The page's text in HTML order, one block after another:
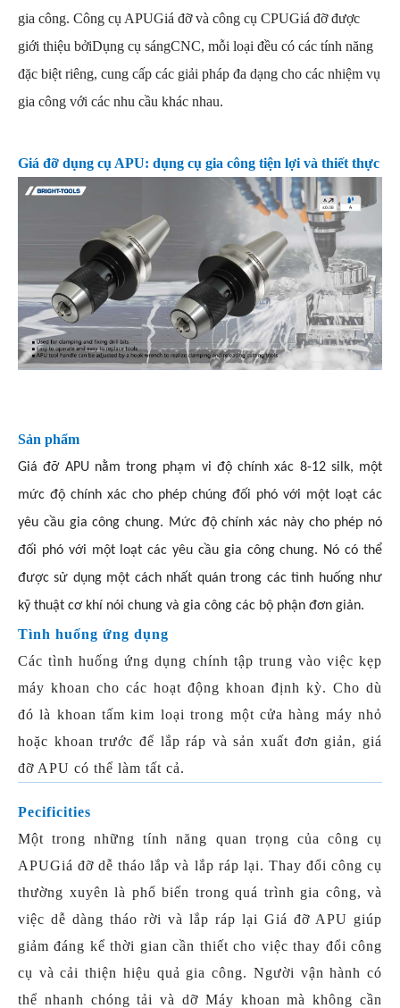
gia công. Công cụ APUGiá đỡ và công cụ CPUGiá đỡ được
giới thiệu bởiDụng cụ sángCNC, mỗi loại đều có các tính năng
đặc biệt riêng, cung cấp các giải pháp đa dạng cho các nhiệm vụ
gia công với các nhu cầu khác nhau.
Giá đỡ dụng cụ APU: dụng cụ gia công tiện lợi và thiết thực
Sản phẩm
Giá đỡ APU nằm trong phạm vi độ chính xác 8-12 silk, một
mức độ chính xác cho phép chúng đối phó với một loạt các
yêu cầu gia công chung. Mức độ chính xác này cho phép nó
đối phó với một loạt các yêu cầu gia công chung. Nó có thể
được sử dụng một cách nhất quán trong các tình huống như
kỹ thuật cơ khí nói chung và gia công các bộ phận đơn giản.
Tình huống ứng dụng
Các tình huống ứng dụng chính tập trung vào việc kẹp
máy khoan cho các hoạt động khoan định kỳ. Cho dù
đó là khoan tấm kim loại trong một cửa hàng máy nhỏ
hoặc khoan trước để lắp ráp và sản xuất đơn giản, giá
đỡ APU có thể làm tất cả.
Pecificities
Một trong những tính năng quan trọng của công cụ
APUGiá đỡ dễ tháo lắp và lắp ráp lại. Thay đổi công cụ
thường xuyên là phổ biến trong quá trình gia công, và
việc dễ dàng tháo rời và lắp ráp lại Giá đỡ APU giúp
giảm đáng kể thời gian cần thiết cho việc thay đổi công
cụ và cải thiện hiệu quả gia công. Người vận hành có
thể nhanh chóng tải và dỡ Máy khoan mà không cần